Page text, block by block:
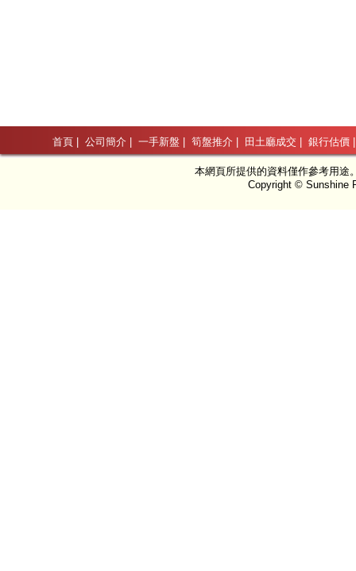
首頁| 公司簡介| 一手新盤| 筍盤推介| 田土廳成交 銀行估價
本網頁所提供的資料僅作參考用途
Copyright © Sunshine